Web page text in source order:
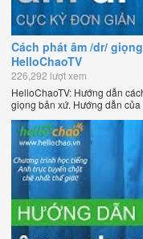
Cách phát âm /dr/
HelloChaoTV
226,292 lượt xem
HelloChaoTV: Hướng dẫn
giọng bản xứ. Hướng dẫn
giới.